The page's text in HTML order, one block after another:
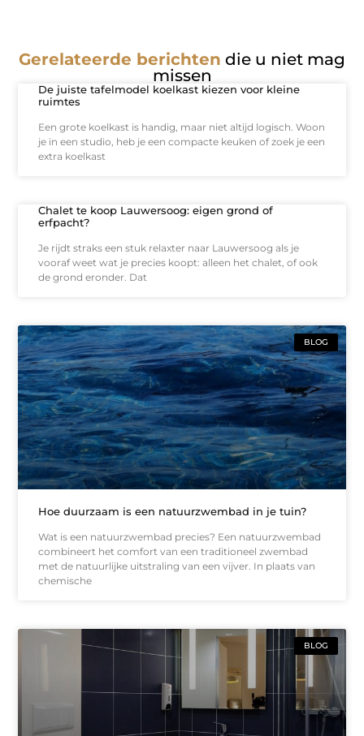
Gerelateerde berichten die u niet mag
missen
De juiste tafelmodel koelkast kiezen voor kleine
ruimtes
Een grote koelkast is handig, maar niet altijd logisch. Woon
je in een studio, heb je een compacte keuken of zoek je een
extra koelkast
Chalet te koop Lauwersoog: eigen grond of
erfpacht?
Je rijdt straks een stuk relaxter naar Lauwersoog als je
vooraf weet wat je precies koopt: alleen het chalet, of ook
de grond eronder. Dat
BLOG
Hoe duurzaam is een natuurzwembad in je tuin?
Wat is een natuurzwembad precies? Een natuurzwembad
combineert het comfort van een traditioneel zwembad
met de natuurlijke uitstraling van een vijver. In plaats van
chemische
BLOG